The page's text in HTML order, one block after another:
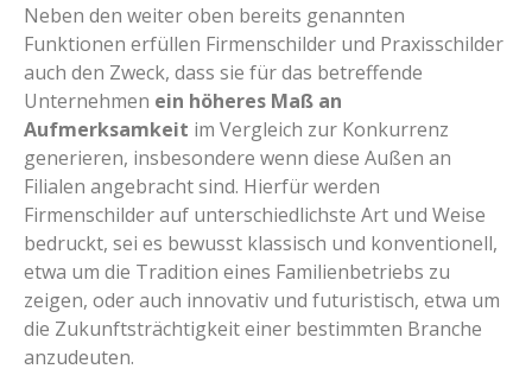
Neben den weiter oben bereits genannten
Funktionen erfüllen Firmenschilder und Praxisschilder
auch den Zweck, dass sie für das betreffende
Unternehmen ein höheres Maß an
Aufmerksamkeit im Vergleich zur Konkurrenz
generieren, insbesondere wenn diese Außen an
Filialen angebracht sind. Hierfür werden
Firmenschilder auf unterschiedlichste Art und Weise
bedruckt, sei es bewusst klassisch und konventionell,
etwa um die Tradition eines Familienbetriebs zu
zeigen, oder auch innovativ und futuristisch, etwa um
die Zukunftsträchtigkeit einer bestimmten Branche
anzudeuten.